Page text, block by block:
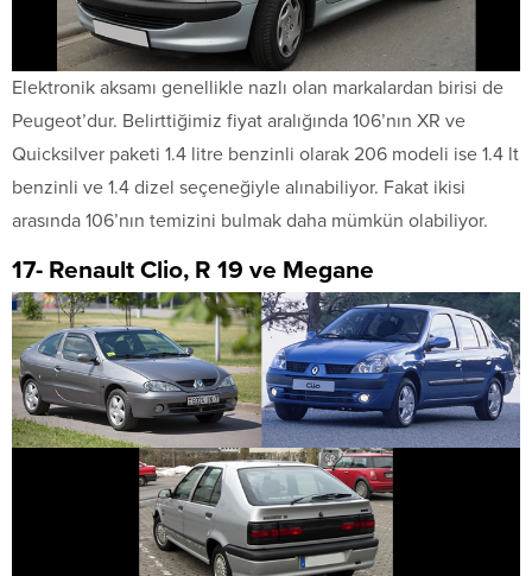
Elektronik aksamı genellikle nazlı olan markalardan birisi de
Peugeot’dur. Belirttiğimiz fiyat aralığında 106’nın XR ve
Quicksilver paketi 1.4 litre benzinli olarak 206 modeli ise 1.4 lt
benzinli ve 1.4 dizel seçeneğiyle alınabiliyor. Fakat ikisi
arasında 106’nın temizini bulmak daha mümkün olabiliyor.
17- Renault Clio, R 19 ve Megane